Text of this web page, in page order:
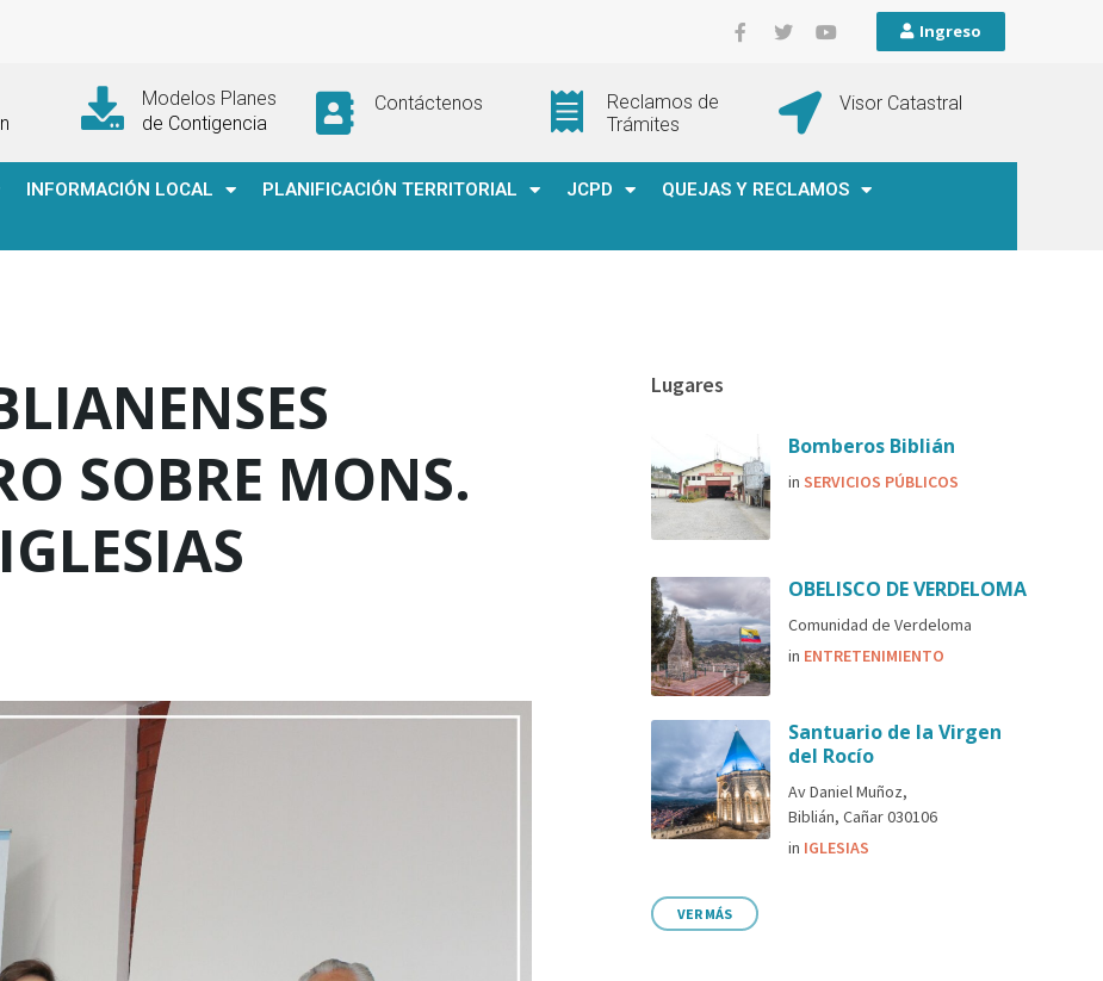
Ingreso
Modelos Planes
de Contigencia
Contáctenos
Reclamos de
Trámites
Visor Catastral
INFORMACIÓN LOCAL PLANIFICACIÓN TERRITORIAL JCPD
QUEJAS Y RECLAMOS
SOBRE MONS.
Lugares
Bomberos Biblián
inSERVICIOS PÚBLICOS
OBELISCO DE VERDELOMA
Comunidad de Verdeloma
in ENTRETENIMIENTO
Santuario de la Virgen
del Rocío
Av Daniel Muñoz,
Biblián, Cañar 030106
in IGLESIAS
VER MÁS